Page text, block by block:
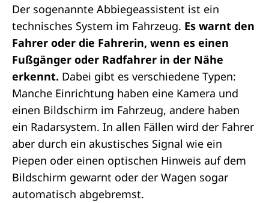
Der sogenannte Abbiegeassistent ist ein
technisches System im Fahrzeug. Es warnt den
Fahrer oder die Fahrerin, wenn es einen
Fußgänger oder Radfahrer in der Nähe
erkennt. Dabei gibt es verschiedene Typen:
Manche Einrichtung haben eine Kamera und
einen Bildschirm im Fahrzeug, andere haben
ein Radarsystem. In allen Fällen wird der Fahrer
aber durch ein akustisches Signal wie ein
Piepen oder einen optischen Hinweis auf dem
Bildschirm gewarnt oder der Wagen sogar
automatisch abgebremst.